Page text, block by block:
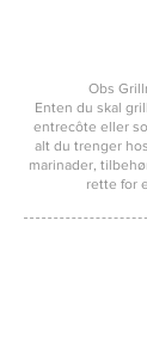
Obs
Enten du skal
entrecôte eller
alt du trenger
marinader,
rette for